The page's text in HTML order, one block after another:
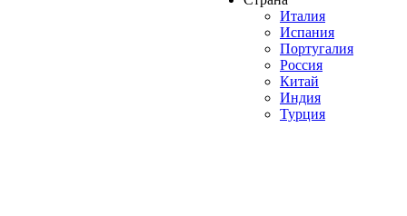
Италия
Испания
Португалия
Россия
Китай
Индия
Турция